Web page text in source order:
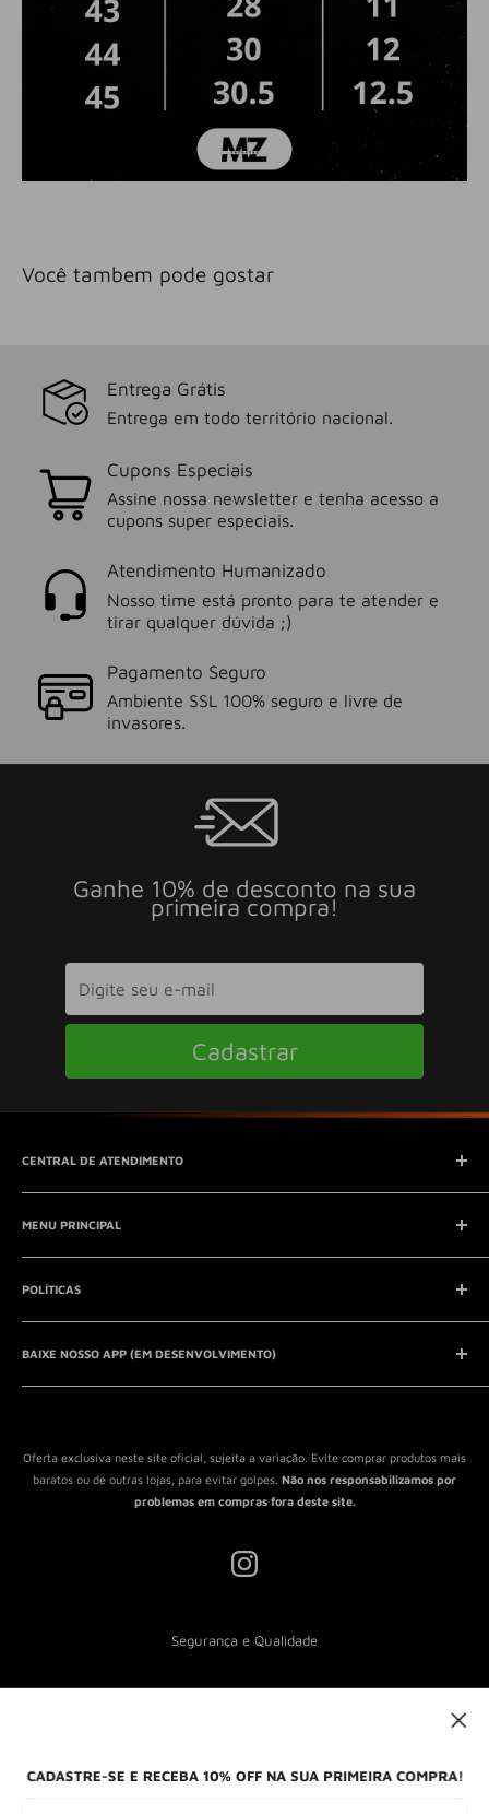
CADASTRE-SE E RECEBA 10% OFF NA SUA PRIMEIRA COMPRA!
Você tambem pode gostar
Entrega Grátis
Entrega em todo território nacional.
Cupons Especiais
Assine nossa newsletter e tenha acesso a
cupons super especiais.
Atendimento Humanizado
Nosso time está pronto para te atender e
tirar qualquer dúvida ;)
Pagamento Seguro
Ambiente SSL 100% seguro e livre de
invasores.
Ganhe 10% de desconto na sua
primeira compra!
Cadastrar
CENTRAL DE ATENDIMENTO
E-mail:
Telefone:41 8761-7286
MENU PRINCIPAL
Início
Catálogo
Entrar em contato
QUEM SOMOS?
POLÍTICAS
Aviso Legal
Política de Privacidade
Política de Reembolso
Termos de Serviço
BAIXE NOSSO APP (EM DESENVOLVIMENTO)
Oferta exclusiva neste site oficial, sujeita a variação. Evite comprar produtos mais
baratos ou de outras lojas, para evitar golpes. Não nos responsabilizamos por
problemas em compras fora deste site.
Segurança e Qualidade